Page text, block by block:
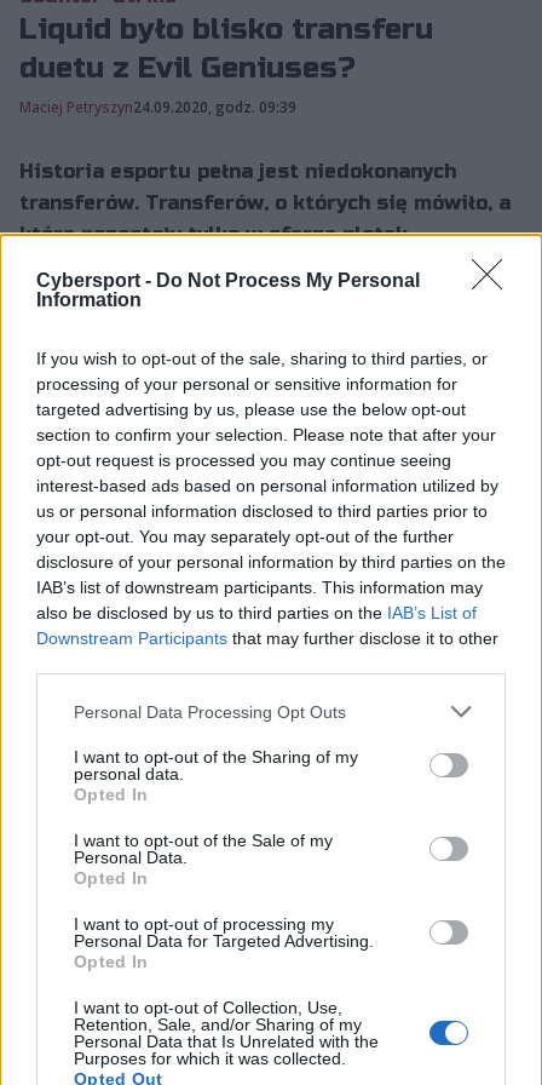
Cybersport - Do Not Process My Personal
Information
If you wish to opt-out of the sale, sharing to third parties, or
processing of your personal or sensitive information for
targeted advertising by us, please use the below opt-out
section to confirm your selection. Please note that after your
opt-out request is processed you may continue seeing
interest-based ads based on personal information utilized by
us or personal information disclosed to third parties prior to
your opt-out. You may separately opt-out of the further
disclosure of your personal information by third parties on the
IAB’s list of downstream participants. This information may
also be disclosed by us to third parties on the IAB’s List of
Downstream Participants that may further disclose it to other
Personal Data Processing Opt Outs
I want to opt-out of the Sharing of my
personal data.
Opted In
I want to opt-out of the Sale of my
Personal Data.
Opted In
I want to opt-out of processing my
Personal Data for Targeted Advertising.
Opted In
I want to opt-out of Collection, Use,
Retention, Sale, and/or Sharing of my
Personal Data that Is Unrelated with the
Purposes for which it was collected.
Opted Out
Liquid było blisko transferu
duetu z Evil Geniuses?
Maciej Petryszyn24.09.2020, godz. 09:39
Historia esportu pełna jest niedokonanych
transferów. Transferów, o których się mówiło, a
które pozostały tylko w sferze plotek.
Historia esportu pełna jest niedokonanych transferów.
Transferów, o których się mówiło, a które pozostały
tylko w sferze plotek. Transferów, których finalizacja
była naprawdę blisko, ale ostatecznie się nie dokonała.
I to właśnie o przypadku drugiego typu poinformował
Jarek "DeKay" Lewis.
Amerykański dziennikarz na łamach serwisu DBLTAP
przyznał, że roszady, do których kilka tygodni temu
doszło w szeregach Teamu Liquid, mogły przybrać
zupełnie odmienną formę. Według Lewisa Michael
wyborem organizacji. Priorytet mieli bowiem Tsvetelin
"CeRq" Dimitrov and Vincent "Brehze" Cayonte, czyli
reprezentanci Evil Geniuses. Jest to o tyle ciekawe, że w
tamtym okresie TL teoretycznie poszukiwało tylko
jednego zawodnika, który zastąpiłby Nicholasa "nitr0"
Cannellę – nie ma więc pewności, kto w przypadku
z ekipą.
Jak twierdzi DeKay, transfery Bułgara i Amerykanina
były bardzo blisko finalizacji, ale wtedy zdanie zmieniło
Evil Geniuses. Formacja miała nie być skora do
rozstania z aż dwoma swoimi reprezentantami, gdyż